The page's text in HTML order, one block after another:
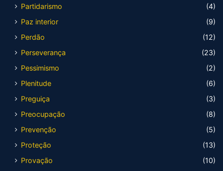
Partidarismo
(4)
Paz interior
(9)
Perdão
(12)
Perseverança
(23)
Pessimismo
(2)
Plenitude
(6)
Preguiça
(3)
Preocupação
(8)
Prevenção
(5)
Proteção
(13)
Provação
(10)